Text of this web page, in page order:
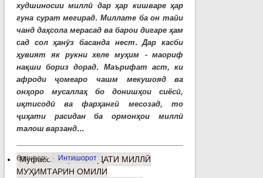
худшиносии миллӣ дар ҳар кишваре ҳар
гуна сурат мегирад. Миллате ба он тайи
чанд даҳсола мерасад ва барои дигаре ҳам
сад сол ҳанӯз басанда нест. Дар касби
ҳувият як рукни хеле муҳим - маориф
нақши бориз дорад. Маърифат аст, ки
афроди ҷомеаро чашм мекушояд ва
онҳоро мусаллаҳ бо донишҳои сиёсӣ,
иқтисодӣ ва фарҳангӣ месозад, то
ҷиҳати расидан ба ормонҳои миллӣ
талош варзанд...
барчасп: Интишорот
Муфассалтаро ВАҲДАТИ МИЛЛӢ
МУҲИМТАРИН ОМИЛИ